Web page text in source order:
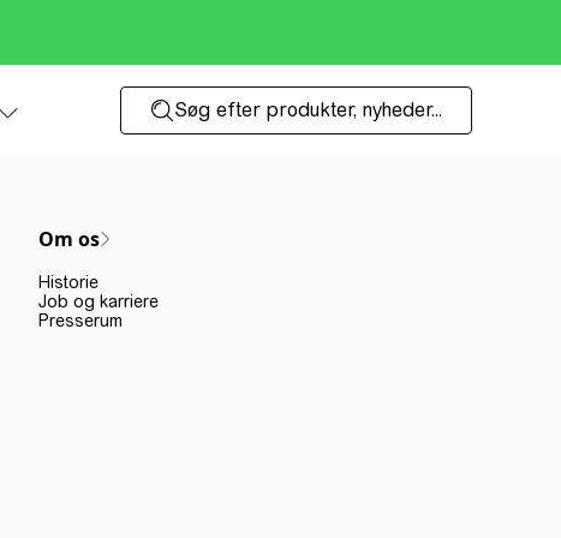
Søg efter produkter, nyheder...
Om os
Historie
Job og karriere
Presserum